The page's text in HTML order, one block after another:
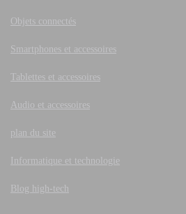
Objets connectés
Smartphones et accessoires
Tablettes et accessoires
Audio et accessoires
plan du site
Informatique et technologie
Blog high-tech